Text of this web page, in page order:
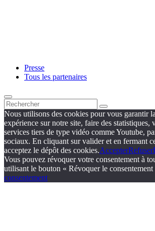
Presse
Tous les partenaires
Nous utilisons des cookies pour vous garantir
expérience sur notre site, faire des statistiques,
services tiers de type vidéo comme Youtube,
sociaux. En cliquant sur valider et en fermant
acceptez le dépôt des cookies.AccepterRefuser
Vous pouvez révoquer votre consentement à
utilisant le bouton « Révoquer le consentement
consentement